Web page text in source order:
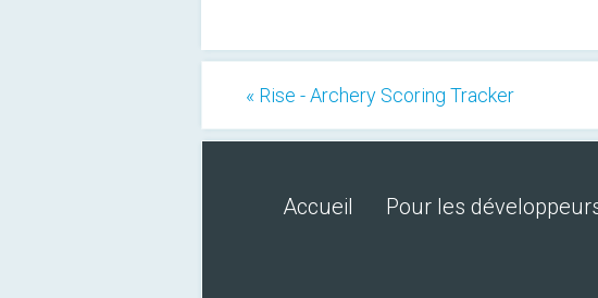
« Rise - Archery Scoring Tracker
Accueil Pour les